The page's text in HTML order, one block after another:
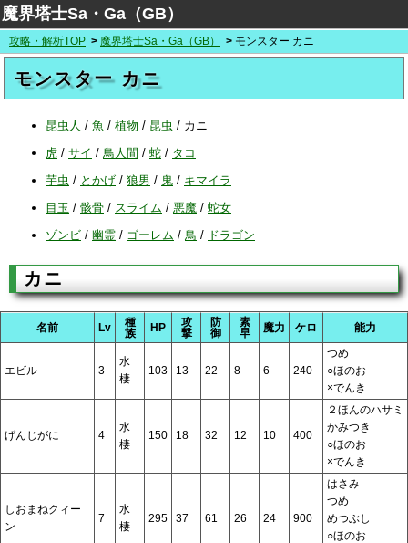
魔界塔士Sa・Ga（GB）
攻略・解析TOP 魔界塔士Sa・Ga（GB） モンスター カニ
モンスター カニ
昆虫人 / 魚 / 植物 / 昆虫 / カニ
虎 / サイ / 鳥人間 / 蛇 / タコ
芋虫 / とかげ / 狼男 / 鬼 / キマイラ
目玉 / 骸骨 / スライム / 悪魔 / 蛇女
ゾンビ / 幽霊 / ゴーレム / 鳥 / ドラゴン
カニ
名前 Lv
種
族
HP
攻
撃
防
御
素
早
魔力 ケロ 能力
エビル 3
水
棲
103 13 22 8 6 240
つめ
○ほのお
×でんき
げんじがに 4
水
棲
150 18 32 12 10 400
２ほんのハサミ
かみつき
○ほのお
×でんき
しおまねクィー
ン
7
水
棲
295 37 61 26 24 900
はさみ
つめ
めつぶし
○ほのお